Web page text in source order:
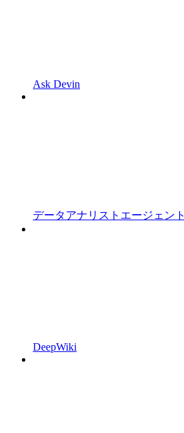
Ask Devin
データアナリストエージェント
DeepWiki